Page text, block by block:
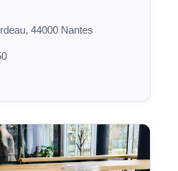
44000 Nantes